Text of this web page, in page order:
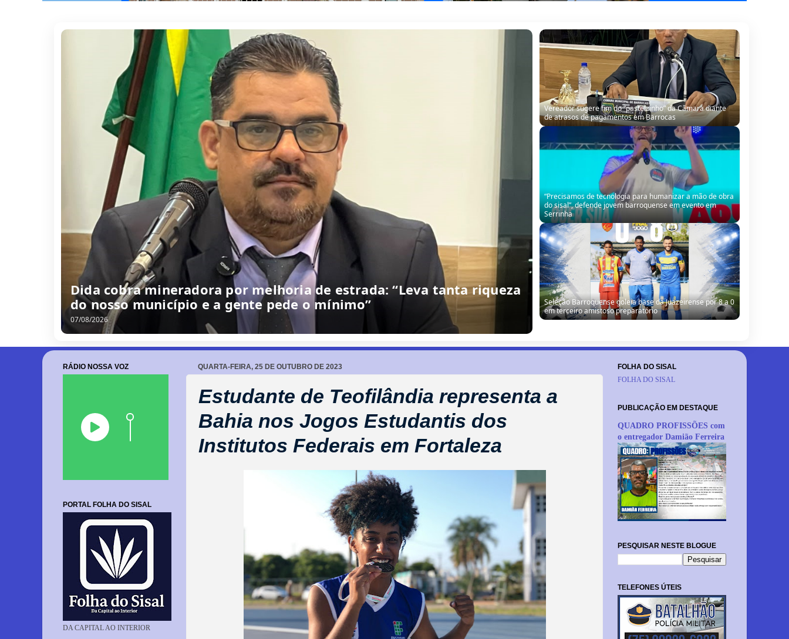
Dida cobra mineradora por melhoria de estrada: “Leva tanta riqueza
do nosso município e a gente pede o mínimo”
07/08/2026
Vereador sugere fim do “pastelzinho” da Câmara diante
de atrasos de pagamentos em Barrocas
“Precisamos de tecnologia para humanizar a mão de obra
do sisal”, defende jovem barroquense em evento em
Serrinha
Seleção Barroquense goleia base da Juazeirense por 8 a 0
em terceiro amistoso preparatório
QUARTA-FEIRA, 25 DE OUTUBRO DE 2023
Estudante de Teofilândia representa a
Bahia nos Jogos Estudantis dos
Institutos Federais em Fortaleza
RÁDIO NOSSA VOZ
PORTAL FOLHA DO SISAL
DA CAPITAL AO INTERIOR
FOLHA DO SISAL
FOLHA DO SISAL
PUBLICAÇÃO EM DESTAQUE
QUADRO PROFISSÕES com
o entregador Damião Ferreira
PESQUISAR NESTE BLOGUE
TELEFONES ÚTEIS